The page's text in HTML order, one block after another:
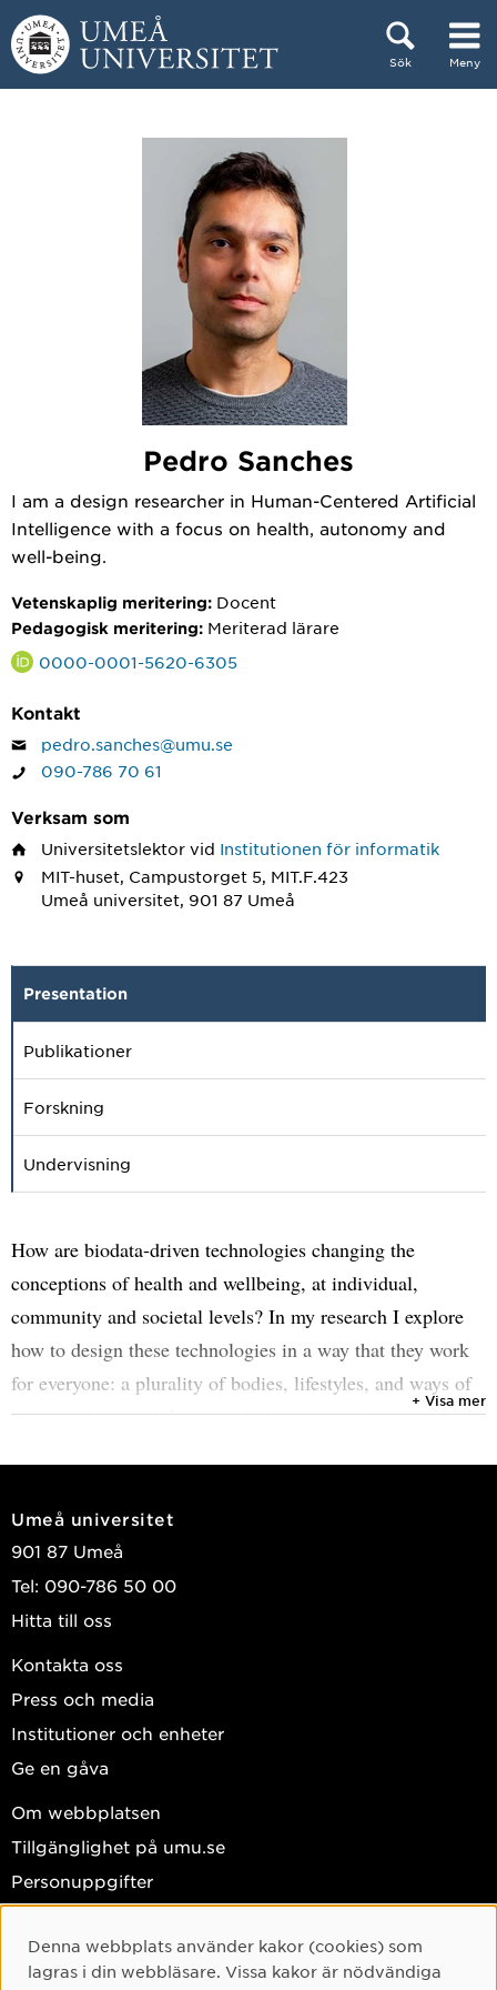
Hoppa direkt till innehållet
Sök Meny
Pedro Sanches
I am a design researcher in Human-Centered Artificial
Intelligence with a focus on health, autonomy and
well-being.
Vetenskaplig meritering: Docent
Pedagogisk meritering: Meriterad lärare
0000-0001-5620-6305
Kontakt
pedro.sanches@umu.se
090-786 70 61
Verksam som
Universitetslektor vid Institutionen för informatik
MIT-huset, Campustorget 5, MIT.F.423
Umeå universitet, 901 87 Umeå
Presentation
Publikationer
Forskning
Undervisning
How are biodata-driven technologies changing the
conceptions of health and wellbeing, at individual,
community and societal levels? In my research I explore
how to design these technologies in a way that they work
for everyone: a plurality of bodies, lifestyles, and ways of
being in the world. I approach these issues from an
For an overview of my publications see my
+ Visa mer
Umeå universitet
901 87 Umeå
Tel: 090-786 50 00
Hitta till oss
Kontakta oss
Press och media
Institutioner och enheter
Ge en gåva
Om webbplatsen
Tillgänglighet på umu.se
Personuppgifter
Cookie-samtycke
Denna webbplats använder kakor (cookies) som
lagras i din webbläsare. Vissa kakor är nödvändiga